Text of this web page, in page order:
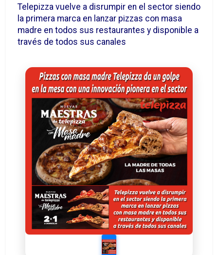
Telepizza vuelve a disrumpir en el sector siendo
la primera marca en lanzar pizzas con masa
madre en todos sus restaurantes y disponible a
través de todos sus canales